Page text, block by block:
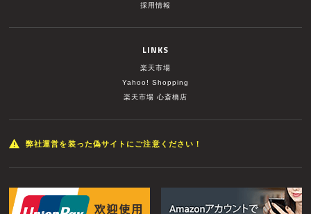
採用情報
LINKS
楽天市場
Yahoo! Shopping
楽天市場 心斎橋店
弊社運営を装った偽サイトにご注意ください！